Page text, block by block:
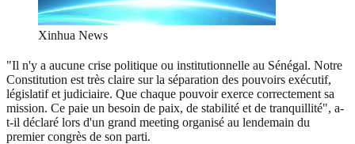
Xinhua News
"Il n'y a aucune crise politique ou institutionnelle au Sénégal. Notre
Constitution est très claire sur la séparation des pouvoirs exécutif,
législatif et judiciaire. Que chaque pouvoir exerce correctement sa
mission. Ce paie un besoin de paix, de stabilité et de tranquillité", a-
t-il déclaré lors d'un grand meeting organisé au lendemain du
premier congrès de son parti.